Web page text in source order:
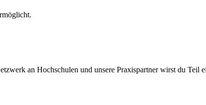
an Hochschulen und unsere Praxispartner wirst du Teil